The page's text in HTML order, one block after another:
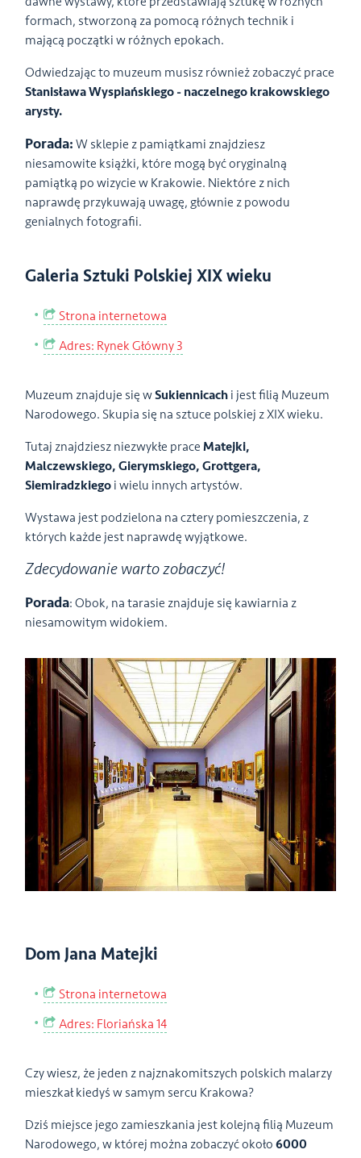
formach, stworzoną za pomocą różnych technik i
mającą początki w różnych epokach.
Odwiedzając to muzeum musisz również zobaczyć prace
Stanisława Wyspiańskiego - naczelnego krakowskiego
arysty.
Porada: W sklepie z pamiątkami znajdziesz
niesamowite książki, które mogą być oryginalną
pamiątką po wizycie w Krakowie. Niektóre z nich
naprawdę przykuwają uwagę, głównie z powodu
genialnych fotografii.
Galeria Sztuki Polskiej XIX wieku
Strona internetowa
Adres: Rynek Główny 3
Muzeum znajduje się wSukiennicach i jest filią Muzeum
Narodowego. Skupia się na sztuce polskiej z XIX wieku.
Tutaj znajdziesz niezwykłe praceMatejki,
Malczewskiego, Gierymskiego, Grottgera,
Siemiradzkiego i wielu innych artystów.
Wystawa jest podzielona na cztery pomieszczenia, z
których każde jest naprawdę wyjątkowe.
Zdecydowanie warto zobaczyć!
Porada: Obok, na tarasie znajduje się kawiarnia z
niesamowitym widokiem.
Dom Jana Matejki
Strona internetowa
Adres: Floriańska 14
Czy wiesz, że jeden z najznakomitszych polskich malarzy
mieszkał kiedyś w samym sercu Krakowa?
Dziś miejsce jego zamieszkania jest kolejną filią Muzeum
Narodowego, w której można zobaczyć około6000